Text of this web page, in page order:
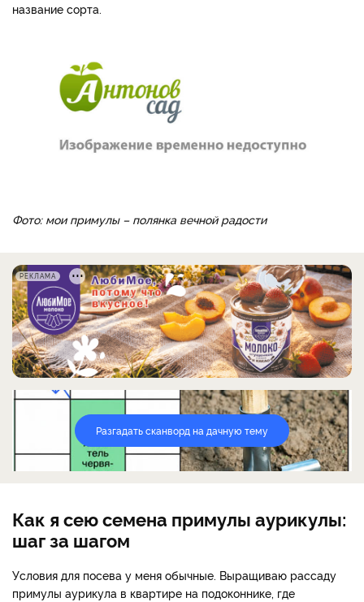
название сорта.
Фото: мои примулы – полянка вечной радости
РЕКЛАМА
Разгадать сканворд на дачную тему
Как я сею семена примулы аурикулы:
шаг за шагом
Условия для посева у меня обычные. Выращиваю рассаду
примулы аурикула в квартире на подоконнике, где